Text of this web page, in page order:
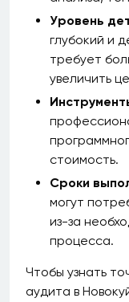
Уровень
глубокий и
требует
увеличить
стоимость.
Сроки
могут
из-за
процесса.
Чтобы узнать
аудита в